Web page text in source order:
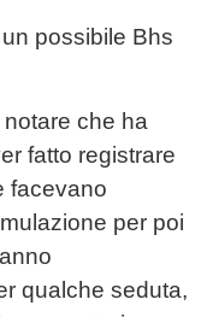
possibile Bhs
che ha
fatto registrare
facevano
per poi
qualche seduta,